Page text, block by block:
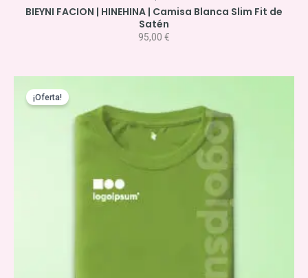
BIEYNI FACION | HINEHINA | Camisa Blanca Slim Fit de
Satén
95,00 €
¡Oferta!
original
era:
12,50 €.
actual
es:
11,00 €.